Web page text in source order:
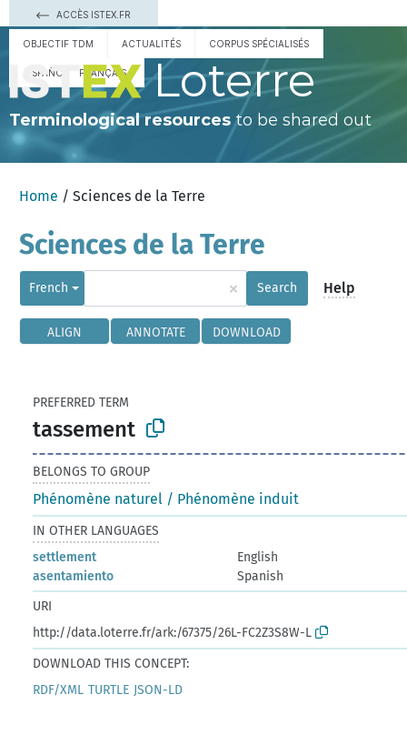
ACCÈS ISTEX.FR
OBJECTIF TDM ACTUALITÉS CORPUS SPÉCIALISÉS
ESPAÑOL FRANÇAIS Loterre
Terminological resourcesto be shared out
Home / Sciences de la Terre
Sciences de la Terre
French × Search Help
ALIGN ANNOTATE DOWNLOAD
PREFERRED TERM
tassement
BELONGS TO GROUP
Phénomène naturel / Phénomène induit
IN OTHER LANGUAGES
settlement
English
asentamiento
Spanish
URI
http://data.loterre.fr/ark:/67375/26L-FC2Z3S8W-L
DOWNLOAD THIS CONCEPT:
RDF/XML TURTLE JSON-LD